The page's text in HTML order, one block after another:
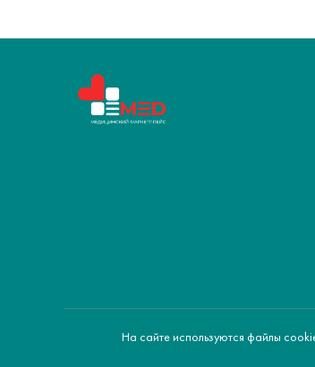
© 2026 ЕМЕD - медицинский маркетплейс
На сайте используются файлы